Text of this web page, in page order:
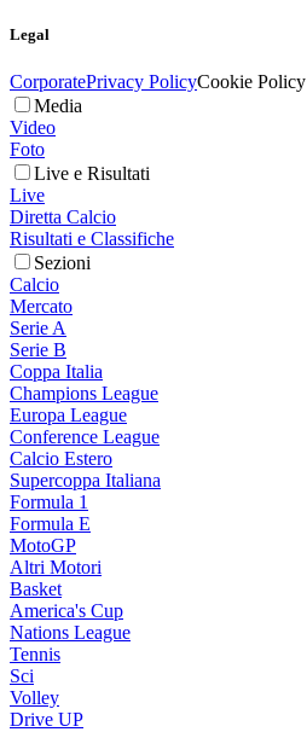
Legal
CorporatePrivacy PolicyCookie Policy
Media
Video
Foto
Live e Risultati
Live
Diretta Calcio
Risultati e Classifiche
Sezioni
Calcio
Mercato
Serie A
Serie B
Coppa Italia
Champions League
Europa League
Conference League
Calcio Estero
Supercoppa Italiana
Formula 1
Formula E
MotoGP
Altri Motori
Basket
America's Cup
Nations League
Tennis
Sci
Volley
Drive UP